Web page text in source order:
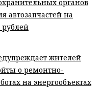
органов
автозапчастей на
рублей
жителей
о ремонтно-
на энергообъектах